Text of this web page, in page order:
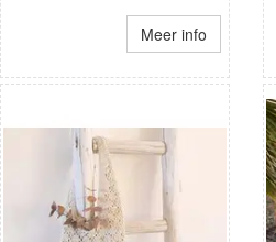
Meer info